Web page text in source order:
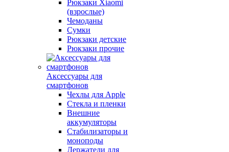
Рюкзаки Xiaomi
(взрослые)
Чемоданы
Сумки
Рюкзаки детские
Рюкзаки прочие
Аксессуары для
смартфонов
Чехлы для Apple
Стекла и пленки
Внешние
аккумуляторы
Стабилизаторы и
моноподы
Держатели для